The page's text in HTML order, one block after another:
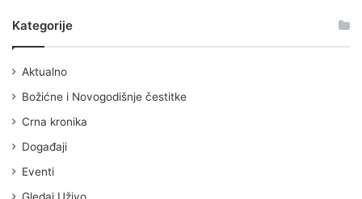
Kategorije
Aktualno
Božićne i Novogodišnje čestitke
Crna kronika
Događaji
Eventi
Gledaj Uživo